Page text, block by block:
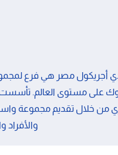
أجريكول مصر هي فرع
من خلال تقديم مجموعة